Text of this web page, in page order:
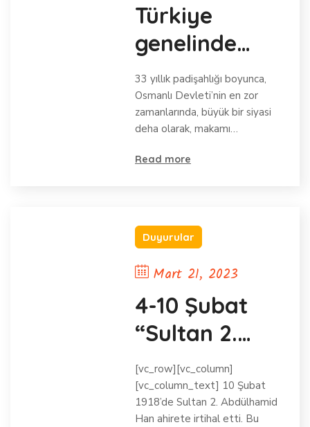
Türkiye
genelinde
Abdülhamid
Han dualar
ile yad edildi
33 yıllık padişahlığı boyunca,
Osmanlı Devleti’nin en zor
zamanlarında, büyük bir siyasi
deha olarak, makamı…
Read more
Duyurular
Mart 21, 2023
4-10 Şubat
“Sultan 2.
Abdülhamid
Han’ı Anma
ve Anlama
[vc_row][vc_column]
[vc_column_text] 10 Şubat
1918’de Sultan 2. Abdülhamid
Han ahirete irtihal etti. Bu